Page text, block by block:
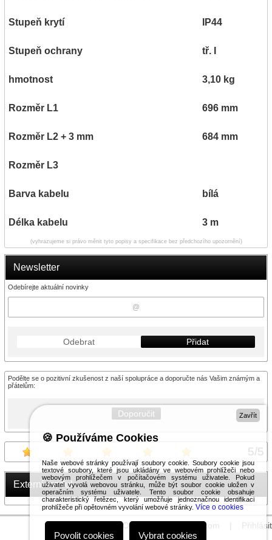
Newsletter
Odebírejte aktuální novinky
Odebrat Přidat
Podělte se o pozitivní zkušenost z naší spolupráce a doporučte nás Vašim známým a
přátelům:
Doporučit
5/5
Externí modul
Stupeň krytí IP44
Stupeň ochrany tř. I
hmotnost 3,10 kg
Rozměr L1 696 mm
Rozměr L2 + 3 mm 684 mm
Rozměr L3
Barva kabelu bílá
Délka kabelu 3 m
(vyhrazujeme si právo měnit tyto popisy a specifikace bez předchozího upozornění)
© 2026 WEXBO | www.wexbo.com Přihlásit
Zavřít
🍪 Používáme Cookies
Naše webové stránky používají soubory cookie. Soubory cookie jsou
textové soubory, které jsou ukládány ve webovém prohlížeči nebo
webovým prohlížečem v počítačovém systému uživatele. Pokud
uživatel vyvolá webovou stránku, může být soubor cookie uložen v
operačním systému uživatele. Tento soubor cookie obsahuje
charakteristický řetězec, který umožňuje jednoznačnou identifikaci
prohlížeče při opětovném vyvolání webové stránky.Více o cookies
Povolit cookies Vybrat cookies